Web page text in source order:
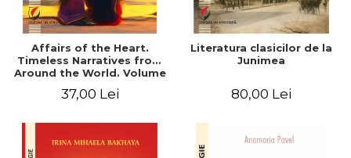
Affairs of the Heart.
Timeless Narratives from
Around the World. Volume
37,00 Lei
Literatura clasicilor de la
Junimea
80,00 Lei